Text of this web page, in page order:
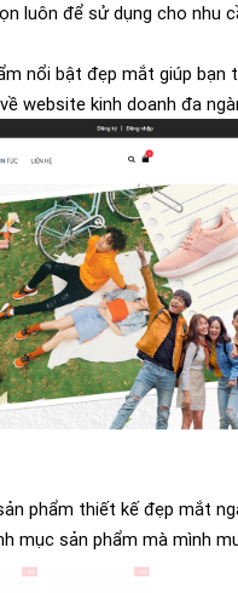
luôn để sử dụng cho nhu
nổi bật đẹp mắt giúp bạn
website kinh doanh đa
phẩm thiết kế đẹp mắt
mục sản phẩm mà mình